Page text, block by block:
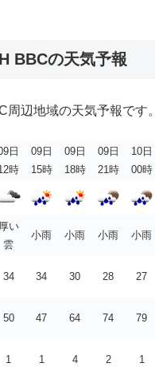
BBCの天気予報
辺地域の天気予報です。
日
時
09日
15時
09日
18時
09日
21時
10日
00時
厚い
雲
小雨 小雨 小雨 小雨
34 34 30 28 27
50 47 64 74 79
1 1 4 2 1